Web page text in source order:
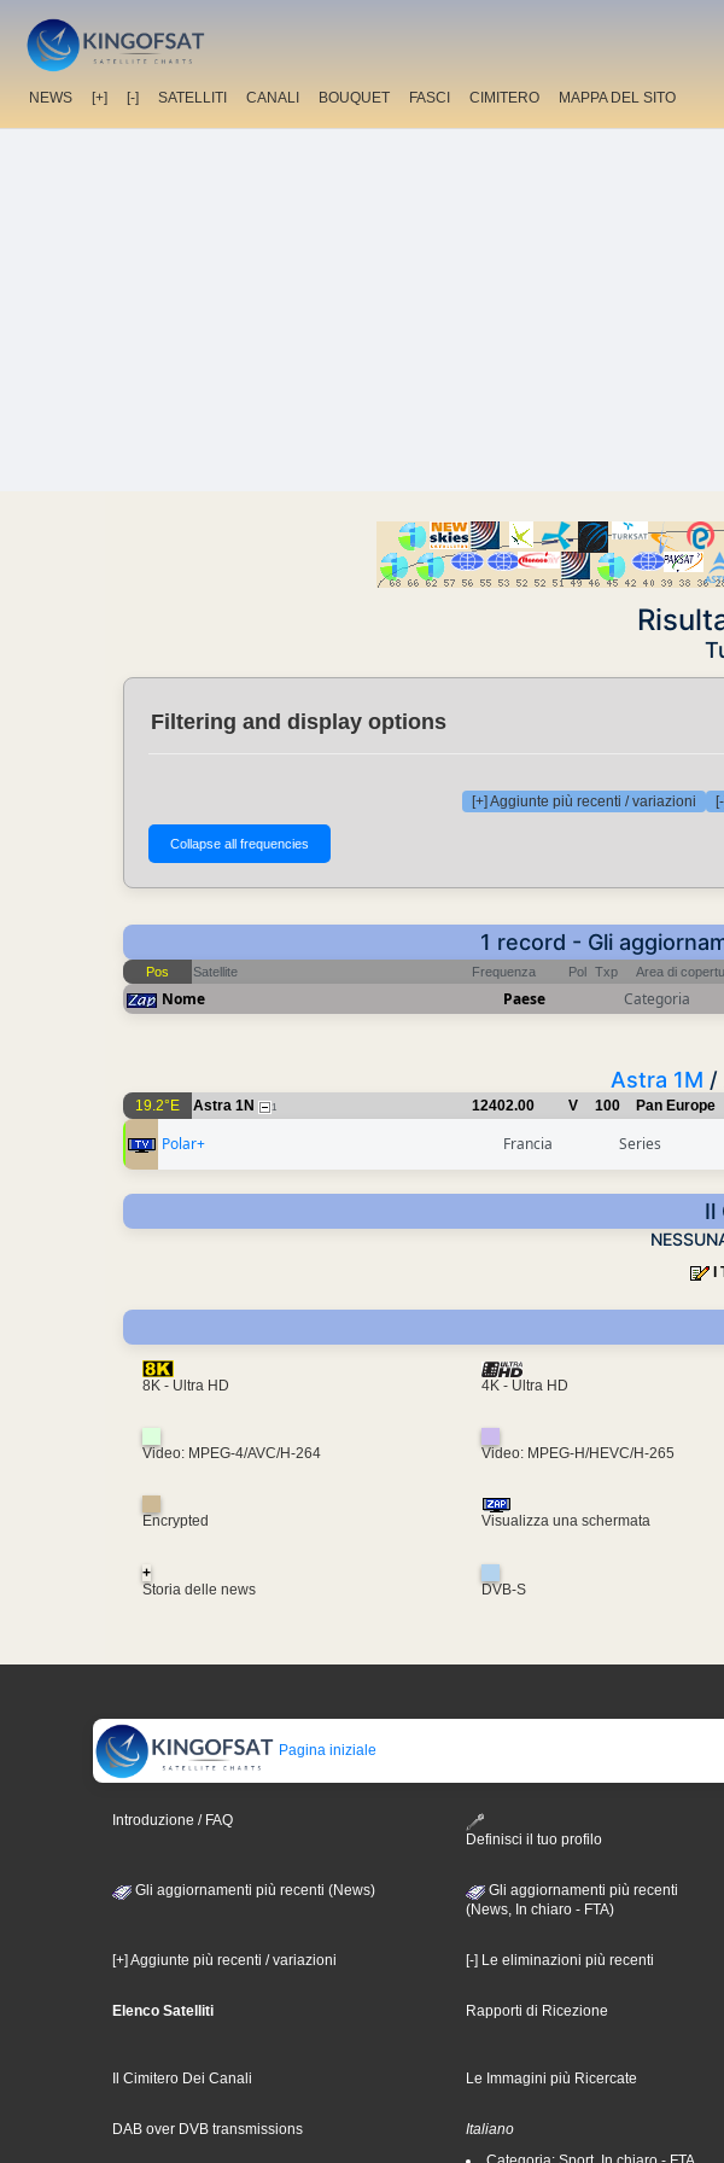
NEWS [+] [-] SATELLITI CANALI BOUQUET FASCI CIMITERO MAPPA DEL SITO
Filtering and display options
[+] Aggiunte più recenti / variazioni
1 record - Gli
Pos Satellite Frequenza Pol Txp Area di
Nome Paese Categoria
Astra 1M /
19.2°E Astra 1N 1 12402.00 V 100 Pan Europe
Polar+ Francia Series
Il
8K - Ultra HD 4K - Ultra HD
Video: MPEG-4/AVC/H-264 Video: MPEG-H/HEVC/H-265
Encrypted Visualizza una schermata
+
Storia delle news
DVB-S
Pagina iniziale
Introduzione / FAQ
Definisci il tuo profilo
Gli aggiornamenti più recenti (News)
Gli aggiornamenti più recenti
(News, In chiaro - FTA)
[+] Aggiunte più recenti / variazioni [-] Le eliminazioni più recenti
Elenco Satelliti Rapporti di Ricezione
Il Cimitero Dei Canali Le Immagini più Ricercate
DAB over DVB transmissions
Italiano